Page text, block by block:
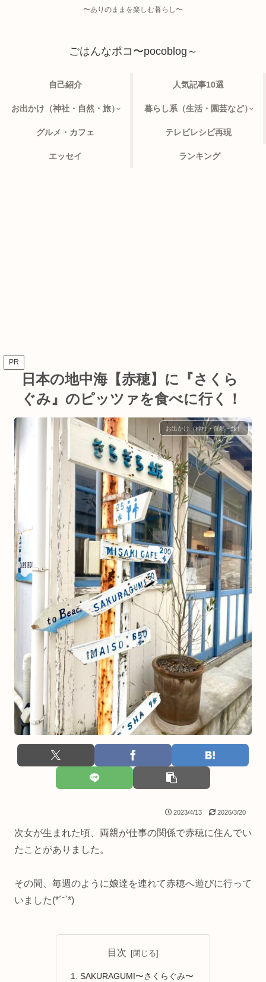
〜ありのままを楽しむ暮らし〜
ごはんなポコ〜pocoblog～
自己紹介 人気記事10選
お出かけ（神社・自然・旅） 暮らし系（生活・園芸など）
グルメ・カフェ テレビレシピ再現
エッセイ ランキング
PR
日本の地中海【赤穂】に『さくら
ぐみ』のピッツァを食べに行く！
お出かけ（神社・自然・旅）
2023/4/13 2026/3/20
次女が生まれた頃、両親が仕事の関係で赤穂に住んでい
たことがありました。
その間、毎週のように娘達を連れて赤穂へ遊びに行って
いました(*´˘`*)
目次
SAKURAGUMI〜さくらぐみ〜